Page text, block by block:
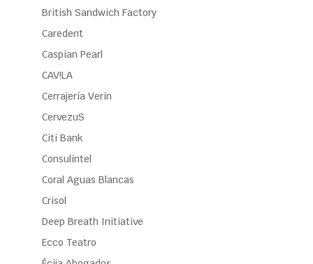
British Sandwich Factory
Caredent
Caspian Pearl
CAV!LA
Cerrajería Verín
CervezuS
Citi Bank
Consulintel
Coral Aguas Blancas
Crisol
Deep Breath Initiative
Ecco Teatro